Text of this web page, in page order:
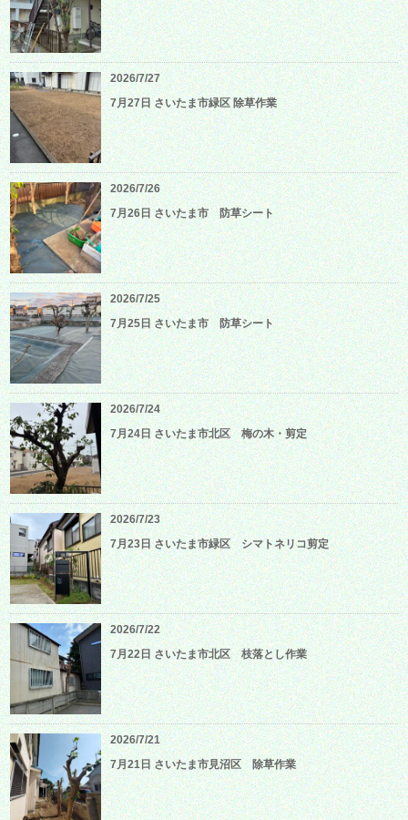
2026/7/27
7月27日 さいたま市緑区 除草作業
2026/7/26
7月26日 さいたま市 防草シート
2026/7/25
7月25日 さいたま市 防草シート
2026/7/24
7月24日 さいたま市北区 梅の木・剪定
2026/7/23
7月23日 さいたま市緑区 シマトネリコ剪定
2026/7/22
7月22日 さいたま市北区 枝落とし作業
2026/7/21
7月21日 さいたま市見沼区 除草作業